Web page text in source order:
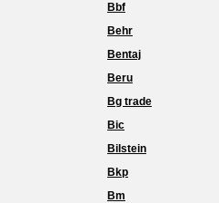
Bbf
Behr
Bentaj
Beru
Bg trade
Bic
Bilstein
Bkp
Bm